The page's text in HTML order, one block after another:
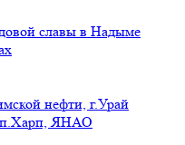
славы в Надыме
нефти, г.Урай
п.Харп, ЯНАО